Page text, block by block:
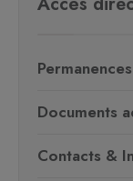
Permanences
Documents
Contacts &